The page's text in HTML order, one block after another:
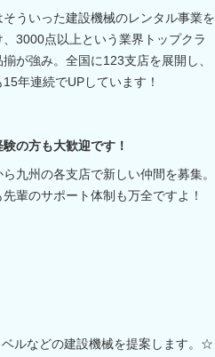
そういった建設機械のレンタル事業を
、3000点以上という業界トップクラ
揃が強み。全国に123支店を展開し、
年連続でUPしています！
の方も大歓迎です！
九州の各支店で新しい仲間を募集。
輩のサポート体制も万全ですよ！
ルなどの建設機械を提案します。☆